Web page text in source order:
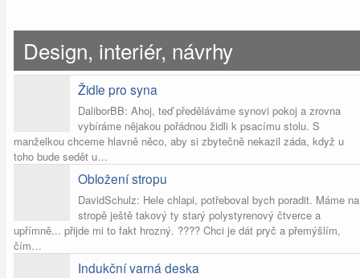
Design, interiér, návrhy
Židle pro syna
DaliborBB: Ahoj, teď předěláváme synovi pokoj a zrovna
vybíráme nějakou pořádnou židli k psacímu stolu. S
manželkou chceme hlavně něco, aby si zbytečně nekazil záda, když u
toho bude sedět u…
Obložení stropu
DavidSchulz: Hele chlapi, potřeboval bych poradit. Máme na
stropě ještě takový ty starý polystyrenový čtverce a
upřímně... přijde mi to fakt hrozný. ???? Chci je dát pryč a přemýšlím,
čím…
Indukční varná deska